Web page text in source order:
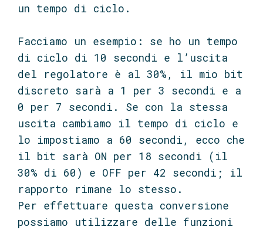
un tempo di ciclo.
Facciamo un esempio: se ho un tempo
di ciclo di 10 secondi e l’uscita
del regolatore è al 30%, il mio bit
discreto sarà a 1 per 3 secondi e a
0 per 7 secondi. Se con la stessa
uscita cambiamo il tempo di ciclo e
lo impostiamo a 60 secondi, ecco che
il bit sarà ON per 18 secondi (il
30% di 60) e OFF per 42 secondi; il
rapporto rimane lo stesso.
Per effettuare questa conversione
possiamo utilizzare delle funzioni